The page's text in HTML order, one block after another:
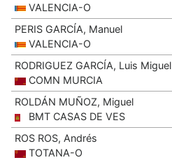
VALENCIA-O
PERIS GARCÍA, Manuel
VALENCIA-O
RODRIGUEZ GARCÍA, Luis Miguel
COMN MURCIA
ROLDÁN MUÑOZ, Miguel
BMT CASAS DE VES
ROS ROS, Andrés
TOTANA-O